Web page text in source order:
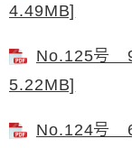
4.49MB]
No.125号
5.22MB]
No.124号